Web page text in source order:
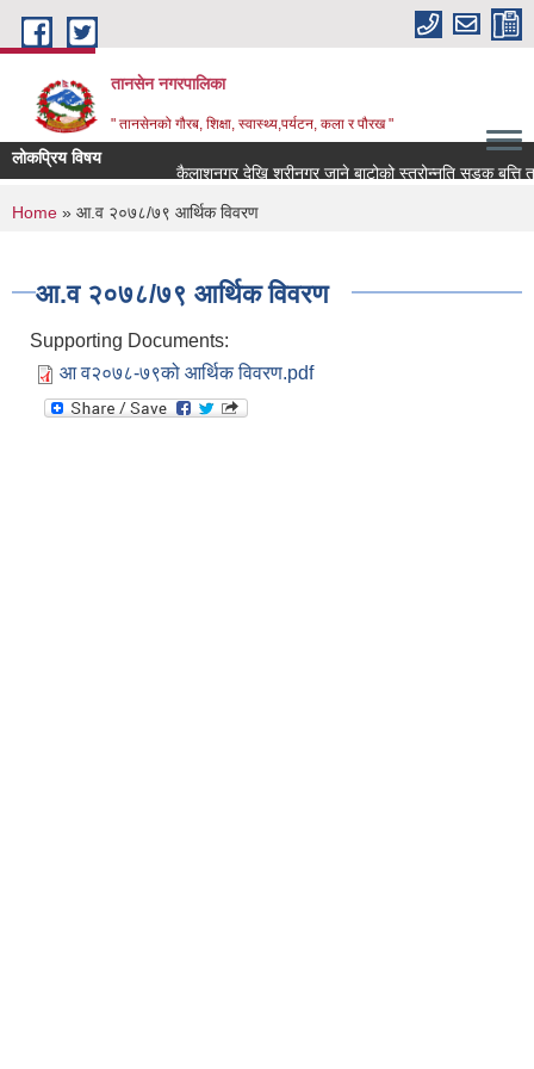
Skip to main content
तानसेन नगरपालिका
" तानसेनको गौरब, शिक्षा, स्वास्थ्य,पर्यटन, कला र पौरख "
लोकप्रिय विषय
You are here
Home » आ.व २०७८/७९ आर्थिक विवरण
आ.व २०७८/७९ आर्थिक विवरण
Supporting Documents:
आ व२०७८-७९को आर्थिक विवरण.pdf